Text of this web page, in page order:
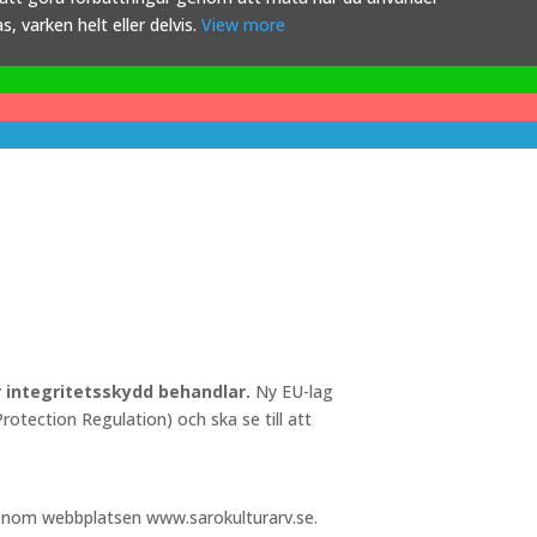
varken helt eller delvis. View more
behandlar. Ny EU-lag
Regulation) och ska se till att
webbplatsen www.sarokulturarv.se.